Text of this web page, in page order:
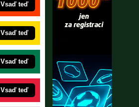
Vsaď teď
Vsaď teď
Vsaď teď
Vsaď teď